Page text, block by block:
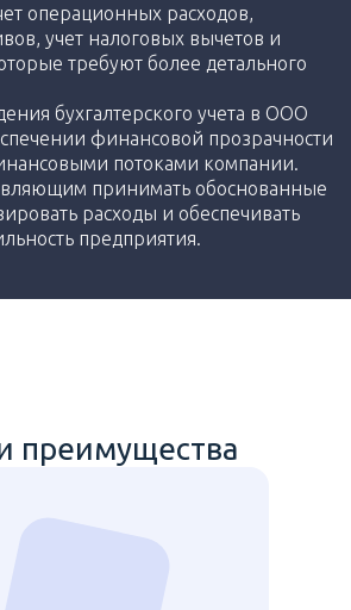
операционных расходов,
учет налоговых вычетов и
требуют более детального
бухгалтерского учета в ООО
финансовой прозрачности
потоками компании.
принимать обоснованные
расходы и обеспечивать
предприятия.
преимущества